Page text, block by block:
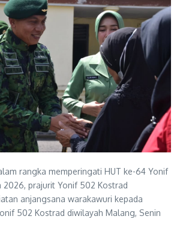
rangka memperingati HUT ke-64 Yonif
2026, prajurit Yonif 502 Kostrad
anjangsana warakawuri kepada
502 Kostrad diwilayah Malang, Senin